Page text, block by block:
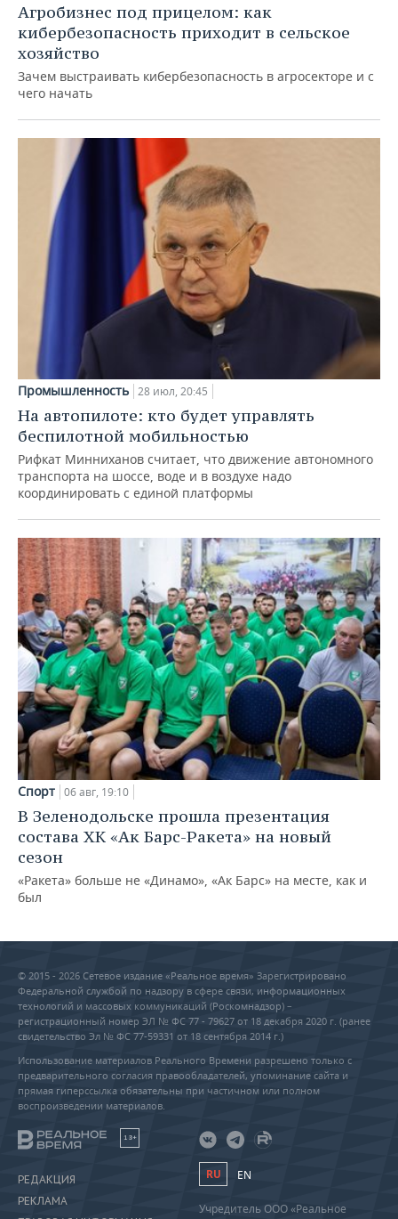
Агробизнес под прицелом: как
кибербезопасность приходит в сельское
хозяйство
Зачем выстраивать кибербезопасность в агросекторе и с
чего начать
Промышленность 28 июл, 20:45
На автопилоте: кто будет управлять
беспилотной мобильностью
Рифкат Минниханов считает, что движение автономного
транспорта на шоссе, воде и в воздухе надо
координировать с единой платформы
Спорт 06 авг, 19:10
В Зеленодольске прошла презентация
состава ХК «Ак Барс-Ракета» на новый
сезон
«Ракета» больше не «Динамо», «Ак Барс» на месте, как и
был
© 2015 - 2026 Сетевое издание «Реальное время» Зарегистрировано
Федеральной службой по надзору в сфере связи, информационных
технологий и массовых коммуникаций (Роскомнадзор) –
регистрационный номер ЭЛ № ФС 77 - 79627 от 18 декабря 2020 г. (ранее
свидетельство Эл № ФС 77-59331 от 18 сентября 2014 г.)
Использование материалов Реального Времени разрешено только с
предварительного согласия правообладателей, упоминание сайта и
прямая гиперссылка обязательны при частичном или полном
воспроизведении материалов.
18+
РЕДАКЦИЯ
РЕКЛАМА
RU EN
Учредитель ООО «Реальное